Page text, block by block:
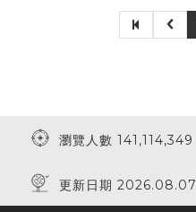
瀏覽人數 141,114,349
更新日期 2026.08.07